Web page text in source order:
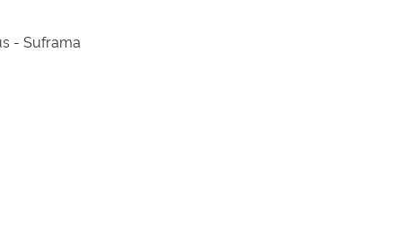
Gases de Efeito Estufa - GEE - Feira Internacional da Amazônia-FIAM - Zona Franca de Manaus - Suframa